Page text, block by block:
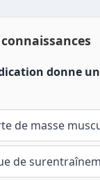
donne
de masse
de